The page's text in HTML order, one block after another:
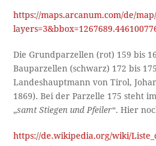
https://maps.arcanum.com/de/
Die Grundparzellen (rot) 159 bis
Bauparzellen (schwarz) 172 bis
Landeshauptmann von Tirol,
1869). Bei der Parzelle 175 steht
„samt Stiegen und Pfeiler“. Hier
https://de.wikipedia.org/wiki/